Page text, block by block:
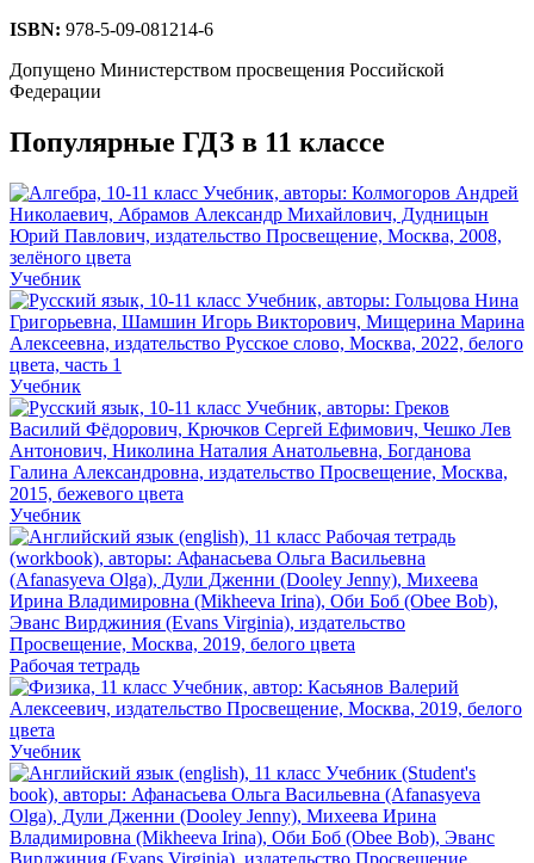
ISBN: 978-5-09-081214-6
Допущено Министерством просвещения Российской
Федерации
Популярные ГДЗ в 11 классе
Учебник
Учебник
Учебник
Рабочая тетрадь
Учебник